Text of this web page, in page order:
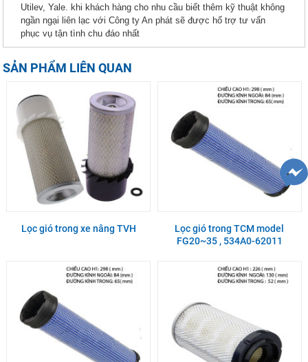
Utilev, Yale. khi khách hàng cho nhu cầu biết thêm kỹ thuật không
ngần ngại liên lạc với Công ty An phát sẽ được hổ trợ tư vấn
phục vụ tận tình chu đáo nhất
SẢN PHẨM LIÊN QUAN
Lọc gió trong xe nâng TVH
Lọc gió trong TCM model
FG20~35 , 534A0-62011